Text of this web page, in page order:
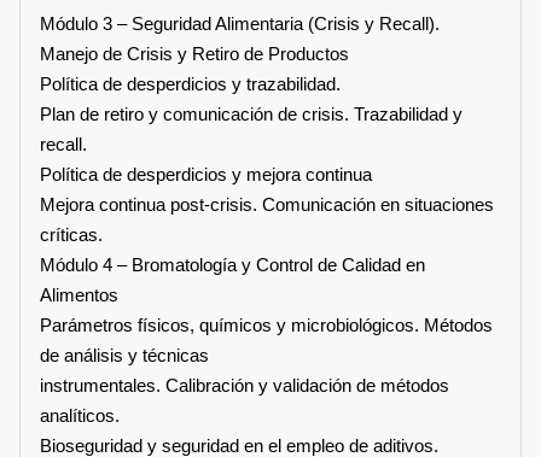
Módulo 3 – Seguridad Alimentaria (Crisis y Recall).
Manejo de Crisis y Retiro de Productos
Política de desperdicios y trazabilidad.
Plan de retiro y comunicación de crisis. Trazabilidad y
recall.
Política de desperdicios y mejora continua
Mejora continua post-crisis. Comunicación en situaciones
críticas.
Módulo 4 – Bromatología y Control de Calidad en
Alimentos
Parámetros físicos, químicos y microbiológicos. Métodos
de análisis y técnicas
instrumentales. Calibración y validación de métodos
analíticos.
Bioseguridad y seguridad en el empleo de aditivos.